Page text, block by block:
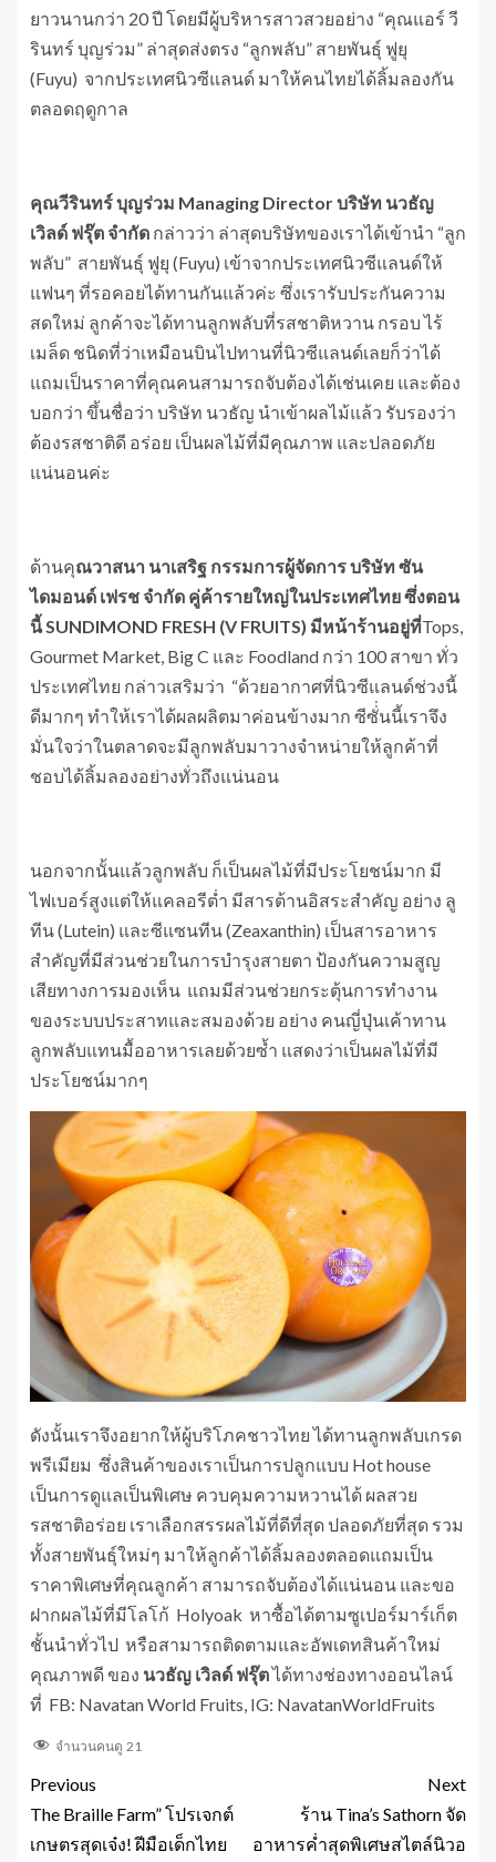
ยาวนานกว่า 20 ปี โดยมีผู้บริหารสาวสวยอย่าง “คุณแอร์ วี
รินทร์ บุญร่วม” ล่าสุดส่งตรง “ลูกพลับ” สายพันธุ์ ฟูยุ
(Fuyu) จากประเทศนิวซีแลนด์ มาให้คนไทยได้ลิ้มลองกัน
ตลอดฤดูกาล
คุณวีรินทร์ บุญร่วม Managing Director บริษัท นวธัญ
เวิลด์ ฟรุ๊ต จำกัด กล่าวว่า ล่าสุดบริษัทของเราได้เข้านำ “ลูก
พลับ” สายพันธุ์ ฟูยุ (Fuyu) เข้าจากประเทศนิวซีแลนด์ให้
แฟนๆ ที่รอคอยได้ทานกันแล้วค่ะ ซึ่งเรารับประกันความ
สดใหม่ ลูกค้าจะได้ทานลูกพลับที่รสชาติหวาน กรอบ ไร้
เมล็ด ชนิดที่ว่าเหมือนบินไปทานที่นิวซีแลนด์เลยก็ว่าได้
แถมเป็นราคาที่คุณคนสามารถจับต้องได้เช่นเคย และต้อง
บอกว่า ขึ้นชื่อว่า บริษัท นวธัญ นำเข้าผลไม้แล้ว รับรองว่า
ต้องรสชาติดี อร่อย เป็นผลไม้ที่มีคุณภาพ และปลอดภัย
แน่นอนค่ะ
ด้านคุณวาสนา นาเสริฐ กรรมการผู้จัดการ บริษัท ซัน
ไดมอนด์ เฟรช จำกัด คู่ค้ารายใหญ่ในประเทศไทย ซึ่งตอน
นี้ SUNDIMOND FRESH (V FRUITS) มีหน้าร้านอยู่ที่Tops,
Gourmet Market, Big C และ Foodland กว่า 100 สาขา ทั่ว
ประเทศไทย กล่าวเสริมว่า “ด้วยอากาศที่นิวซีแลนด์ช่วงนี้
ดีมากๆ ทำให้เราได้ผลผลิตมาค่อนข้างมาก ซีซั่่นนี้เราจึง
มั่นใจว่าในตลาดจะมีลูกพลับมาวางจำหน่ายให้ลูกค้าที่
ชอบได้ลิ้มลองอย่างทั่วถึงแน่นอน
นอกจากนั้นแล้วลูกพลับ ก็เป็นผลไม้ที่มีประโยชน์มาก มี
ไฟเบอร์สูงแต่ให้แคลอรีต่ำ มีสารต้านอิสระสำคัญ อย่าง ลู
ทีน (Lutein) และซีแซนทีน (Zeaxanthin) เป็นสารอาหาร
สำคัญที่มีส่วนช่วยในการบำรุงสายตา ป้องกันความสูญ
เสียทางการมองเห็น แถมมีส่วนช่วยกระตุ้นการทำงาน
ของระบบประสาทและสมองด้วย อย่าง คนญี่ปุ่นเค้าทาน
ลูกพลับแทนมื้ออาหารเลยด้วยซ้ำ แสดงว่าเป็นผลไม้ที่มี
ประโยชน์มากๆ
ดังนั้นเราจึงอยากให้ผู้บริโภคชาวไทย ได้ทานลูกพลับเกรด
พรีเมียม ซึ่งสินค้าของเราเป็นการปลูกแบบ Hot house
เป็นการดูแลเป็นพิเศษ ควบคุมความหวานได้ ผลสวย
รสชาติอร่อย เราเลือกสรรผลไม้ที่ดีที่สุด ปลอดภัยที่สุด รวม
ทั้งสายพันธุ์ใหม่ๆ มาให้ลูกค้าได้ลิ้มลองตลอดแถมเป็น
ราคาพิเศษที่คุณลูกค้า สามารถจับต้องได้แน่นอน และขอ
ฝากผลไม้ที่มีโลโก้ Holyoak หาซื้อได้ตามซูเปอร์มาร์เก็ต
ชั้นนำทั่วไป หรือสามารถติดตามและอัพเดทสินค้าใหม่
คุณภาพดี ของ นวธัญ เวิลด์ ฟรุ๊ตได้ทางช่องทางออนไลน์
ที่ FB: Navatan World Fruits, IG: NavatanWorldFruits
จำนวนคนดู 21
Previous
The Braille Farm” โปรเจกต์
เกษตรสุดเจ๋ง! ฝีมือเด็กไทย
Next
ร้าน Tina’s Sathorn จัด
อาหารค่ำสุดพิเศษสไตล์นิวอ